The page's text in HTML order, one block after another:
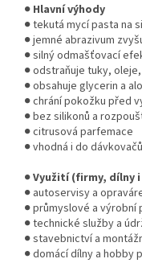
● Hlavní výhody
● tekutá mycí pasta na
● jemné abrazivum
● silný odmašťovací
● odstraňuje tuky,
● obsahuje glycerin a
● chrání pokožku před
● bez silikonů a
● citrusová parfemace
● vhodná i do dávkovačů
●Využití (firmy, dílny
● autoservisy a
● průmyslové a výrobní
● technické služby a
● stavebnictví a
● domácí dílny a hobby